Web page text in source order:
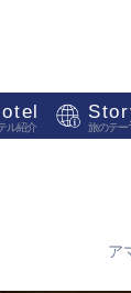
ル紹介 旅のテー
ア